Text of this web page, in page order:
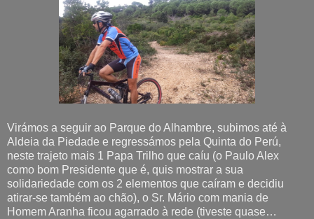
Virámos a seguir ao Parque do Alhambre, subimos até à
Aldeia da Piedade e regressámos pela Quinta do Perú,
neste trajeto mais 1 Papa Trilho que caíu (o Paulo Alex
como bom Presidente que é, quis mostrar a sua
solidariedade com os 2 elementos que caíram e decidiu
atirar-se também ao chão), o Sr. Mário com mania de
Homem Aranha ficou agarrado à rede (tiveste quase…